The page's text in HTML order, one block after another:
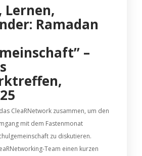
Lernen,
Ramadan
–
CleaRNetwork zusammen, um den
mit dem Fastenmonat
zu diskutieren.
Team einen kurzen